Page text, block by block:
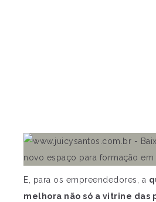
E, para os empreendedores, a
melhora não só a vitrine das